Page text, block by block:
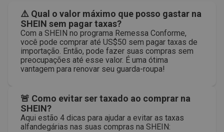
⚠️ Qual o valor máximo que posso gastar na
SHEIN sem pagar taxas?
Com a SHEIN no programa Remessa Conforme,
você pode comprar até US$50 sem pagar taxas de
importação. Então, pode fazer suas compras sem
preocupações até esse valor. É uma ótima
vantagem para renovar seu guarda-roupa!
🚨 Como evitar ser taxado ao comprar na
SHEIN?
Aqui estão 4 dicas para ajudar a evitar as taxas
alfandegárias nas suas compras na SHEIN: